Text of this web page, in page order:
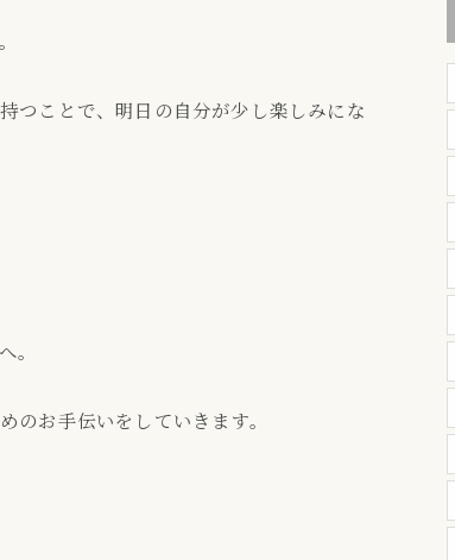
つことで、明日の自分が少し楽しみにな
。
お手伝いをしていきます。